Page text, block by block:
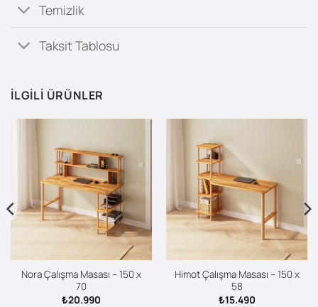
Temizlik
Taksit Tablosu
İLGILI ÜRÜNLER
Nora Çalışma Masası – 150 x
70
₺20.990
Himot Çalışma Masası – 150 x
58
₺15.490